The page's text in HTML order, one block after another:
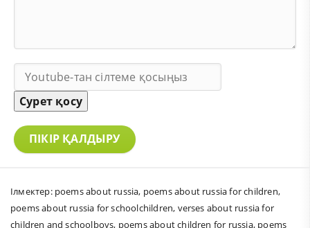
Сурет қосу
ПІКІР ҚАЛДЫРУ
Ілмектер: poems about russia, poems about russia for children,
poems about russia for schoolchildren, verses about russia for
children and schoolboys, poems about children for russia, poems